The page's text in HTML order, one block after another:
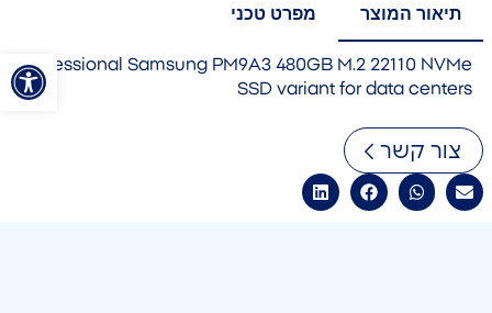
פתח
תיאור המוצר מפרט טכני
Professional Samsung PM9A3 480GB M.2 22110 NVMe
SSD variant for data centers
צור קשר